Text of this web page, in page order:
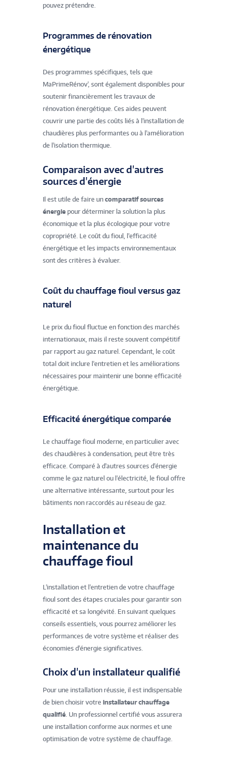
pouvez prétendre.
Programmes de rénovation
énergétique
Des programmes spécifiques, tels que
MaPrimeRénov', sont également disponibles pour
soutenir financièrement les travaux de
rénovation énergétique. Ces aides peuvent
couvrir une partie des coûts liés à l'installation de
chaudières plus performantes ou à l'amélioration
de l'isolation thermique.
Comparaison avec d'autres
sources d'énergie
Il est utile de faire un comparatif sources
énergie pour déterminer la solution la plus
économique et la plus écologique pour votre
copropriété. Le coût du fioul, l'efficacité
énergétique et les impacts environnementaux
sont des critères à évaluer.
Coût du chauffage fioul versus gaz
naturel
Le prix du fioul fluctue en fonction des marchés
internationaux, mais il reste souvent compétitif
par rapport au gaz naturel. Cependant, le coût
total doit inclure l'entretien et les améliorations
nécessaires pour maintenir une bonne efficacité
énergétique.
Efficacité énergétique comparée
Le chauffage fioul moderne, en particulier avec
des chaudières à condensation, peut être très
efficace. Comparé à d'autres sources d'énergie
comme le gaz naturel ou l'électricité, le fioul offre
une alternative intéressante, surtout pour les
bâtiments non raccordés au réseau de gaz.
Installation et
maintenance du
chauffage fioul
L'installation et l'entretien de votre chauffage
fioul sont des étapes cruciales pour garantir son
efficacité et sa longévité. En suivant quelques
conseils essentiels, vous pourrez améliorer les
performances de votre système et réaliser des
économies d'énergie significatives.
Choix d'un installateur qualifié
Pour une installation réussie, il est indispensable
de bien choisir votre installateur chauffage
qualifié. Un professionnel certifié vous assurera
une installation conforme aux normes et une
optimisation de votre système de chauffage.